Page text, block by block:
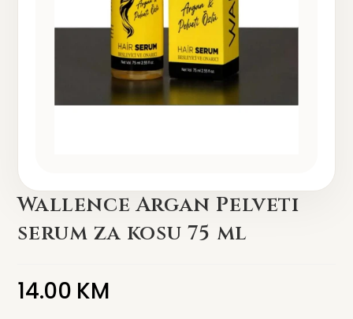
Wallence Argan Pelveti
serum za kosu 75 ml
14.00 KM